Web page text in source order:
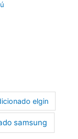
elgin
samsung